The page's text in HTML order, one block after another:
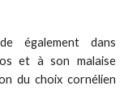
également dans
et à son malaise
du choix cornélien